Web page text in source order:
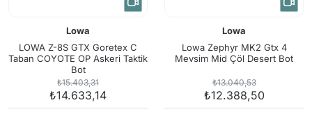
Lowa
LOWA Z-8S GTX Goretex C
Taban COYOTE OP Askeri Taktik
Bot
₺15.403,31
₺14.633,14
Lowa
Lowa Zephyr MK2 Gtx 4
Mevsim Mid Çöl Desert Bot
₺13.040,53
₺12.388,50